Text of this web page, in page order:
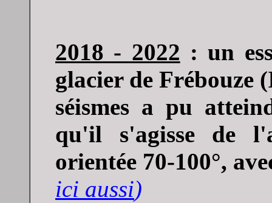
2018 - 2022 : un
glacier de Frébouze
séismes a pu
qu'il s'agisse de
orientée 70-100°,
ici aussi)